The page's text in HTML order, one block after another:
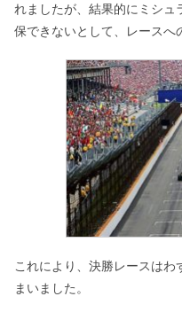
れましたが、結果的にミシュ
保できないとして、レースへ
これにより、決勝レースは
まいました。